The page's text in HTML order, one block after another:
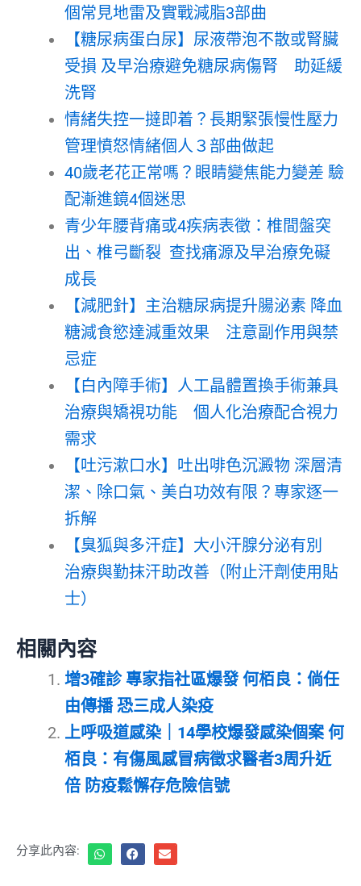
個常見地雷及實戰減脂3部曲
【糖尿病蛋白尿】尿液帶泡不散或腎臟
受損 及早治療避免糖尿病傷腎 助延緩
洗腎
情緒失控一撻即着？長期緊張慢性壓力
管理憤怒情緒個人３部曲做起
40歲老花正常嗎？眼睛變焦能力變差 驗
配漸進鏡4個迷思
青少年腰背痛或4疾病表徵：椎間盤突
出、椎弓斷裂 查找痛源及早治療免礙
成長
【減肥針】主治糖尿病提升腸泌素 降血
糖減食慾達減重效果 注意副作用與禁
忌症
【白內障手術】人工晶體置換手術兼具
治療與矯視功能 個人化治療配合視力
需求
【吐污漱口水】吐出啡色沉澱物 深層清
潔、除口氣、美白功效有限？專家逐一
拆解
【臭狐與多汗症】大小汗腺分泌有別
治療與勤抹汗助改善（附止汗劑使用貼
士）
相關內容
增3確診 專家指社區爆發 何栢良：倘任
由傳播 恐三成人染疫
上呼吸道感染｜14學校爆發感染個案 何
栢良：有傷風感冒病徵求醫者3周升近
倍 防疫鬆懈存危險信號
分享此內容: